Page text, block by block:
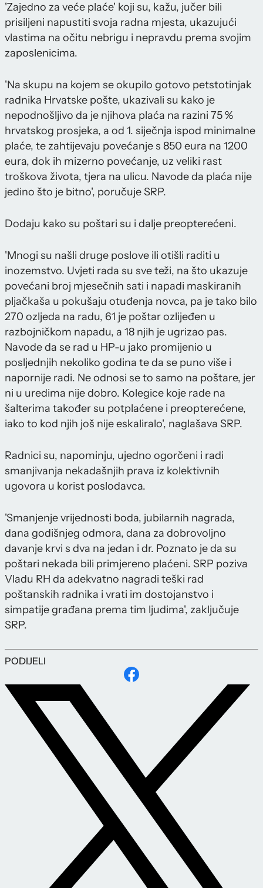
'Zajedno za veće plaće' koji su, kažu, jučer bili
prisiljeni napustiti svoja radna mjesta, ukazujući
vlastima na očitu nebrigu i nepravdu prema svojim
zaposlenicima.
'Na skupu na kojem se okupilo gotovo petstotinjak
radnika Hrvatske pošte, ukazivali su kako je
nepodnošljivo da je njihova plaća na razini 75 %
hrvatskog prosjeka, a od 1. siječnja ispod minimalne
plaće, te zahtijevaju povećanje s 850 eura na 1200
eura, dok ih mizerno povećanje, uz veliki rast
troškova života, tjera na ulicu. Navode da plaća nije
jedino što je bitno', poručuje SRP.
Dodaju kako su poštari su i dalje preopterećeni.
'Mnogi su našli druge poslove ili otišli raditi u
inozemstvo. Uvjeti rada su sve teži, na što ukazuje
povećani broj mjesečnih sati i napadi maskiranih
pljačkaša u pokušaju otuđenja novca, pa je tako bilo
270 ozljeda na radu, 61 je poštar ozlijeđen u
razbojničkom napadu, a 18 njih je ugrizao pas.
Navode da se rad u HP-u jako promijenio u
posljednjih nekoliko godina te da se puno više i
napornije radi. Ne odnosi se to samo na poštare, jer
ni u uredima nije dobro. Kolegice koje rade na
šalterima također su potplaćene i preopterećene,
iako to kod njih još nije eskaliralo', naglašava SRP.
Radnici su, napominju, ujedno ogorčeni i radi
smanjivanja nekadašnjih prava iz kolektivnih
ugovora u korist poslodavca.
'Smanjenje vrijednosti boda, jubilarnih nagrada,
dana godišnjeg odmora, dana za dobrovoljno
davanje krvi s dva na jedan i dr. Poznato je da su
poštari nekada bili primjereno plaćeni. SRP poziva
Vladu RH da adekvatno nagradi teški rad
poštanskih radnika i vrati im dostojanstvo i
simpatije građana prema tim ljudima', zaključuje
SRP.
PODIJELI